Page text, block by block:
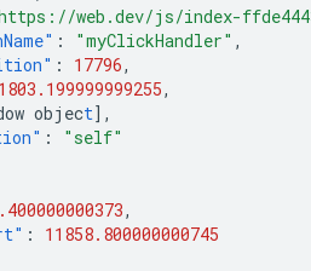
web.dev/js/index-
: "myClickHandler" ,
: 17796,
,
object],
:
"self"
,
:
11858.800000000745